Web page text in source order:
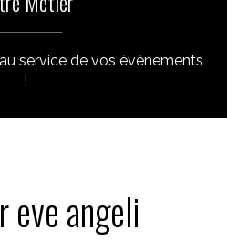
service de vos événements
!
eve angeli